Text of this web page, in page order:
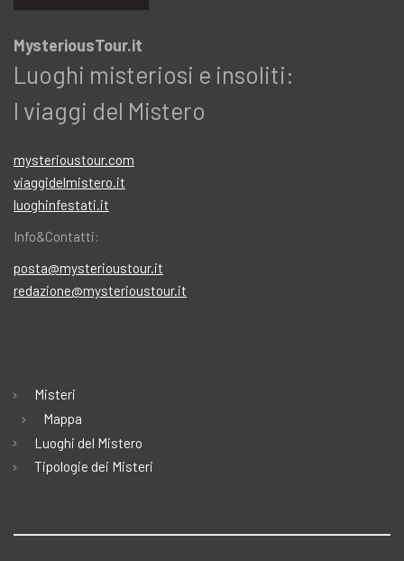
MysteriousTour.it
Luoghi misteriosi e insoliti:
I viaggi del Mistero
mysterioustour.com
viaggidelmistero.it
luoghinfestati.it
Info&Contatti:
posta@mysterioustour.it
redazione@mysterioustour.it
Misteri
Mappa
Luoghi del Mistero
Tipologie dei Misteri